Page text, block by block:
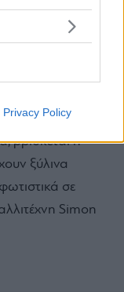
Privacy Policy
μπαρ, το οποίο
λατομείου
βρίσκεται η
ξύλινα
σε
Simon